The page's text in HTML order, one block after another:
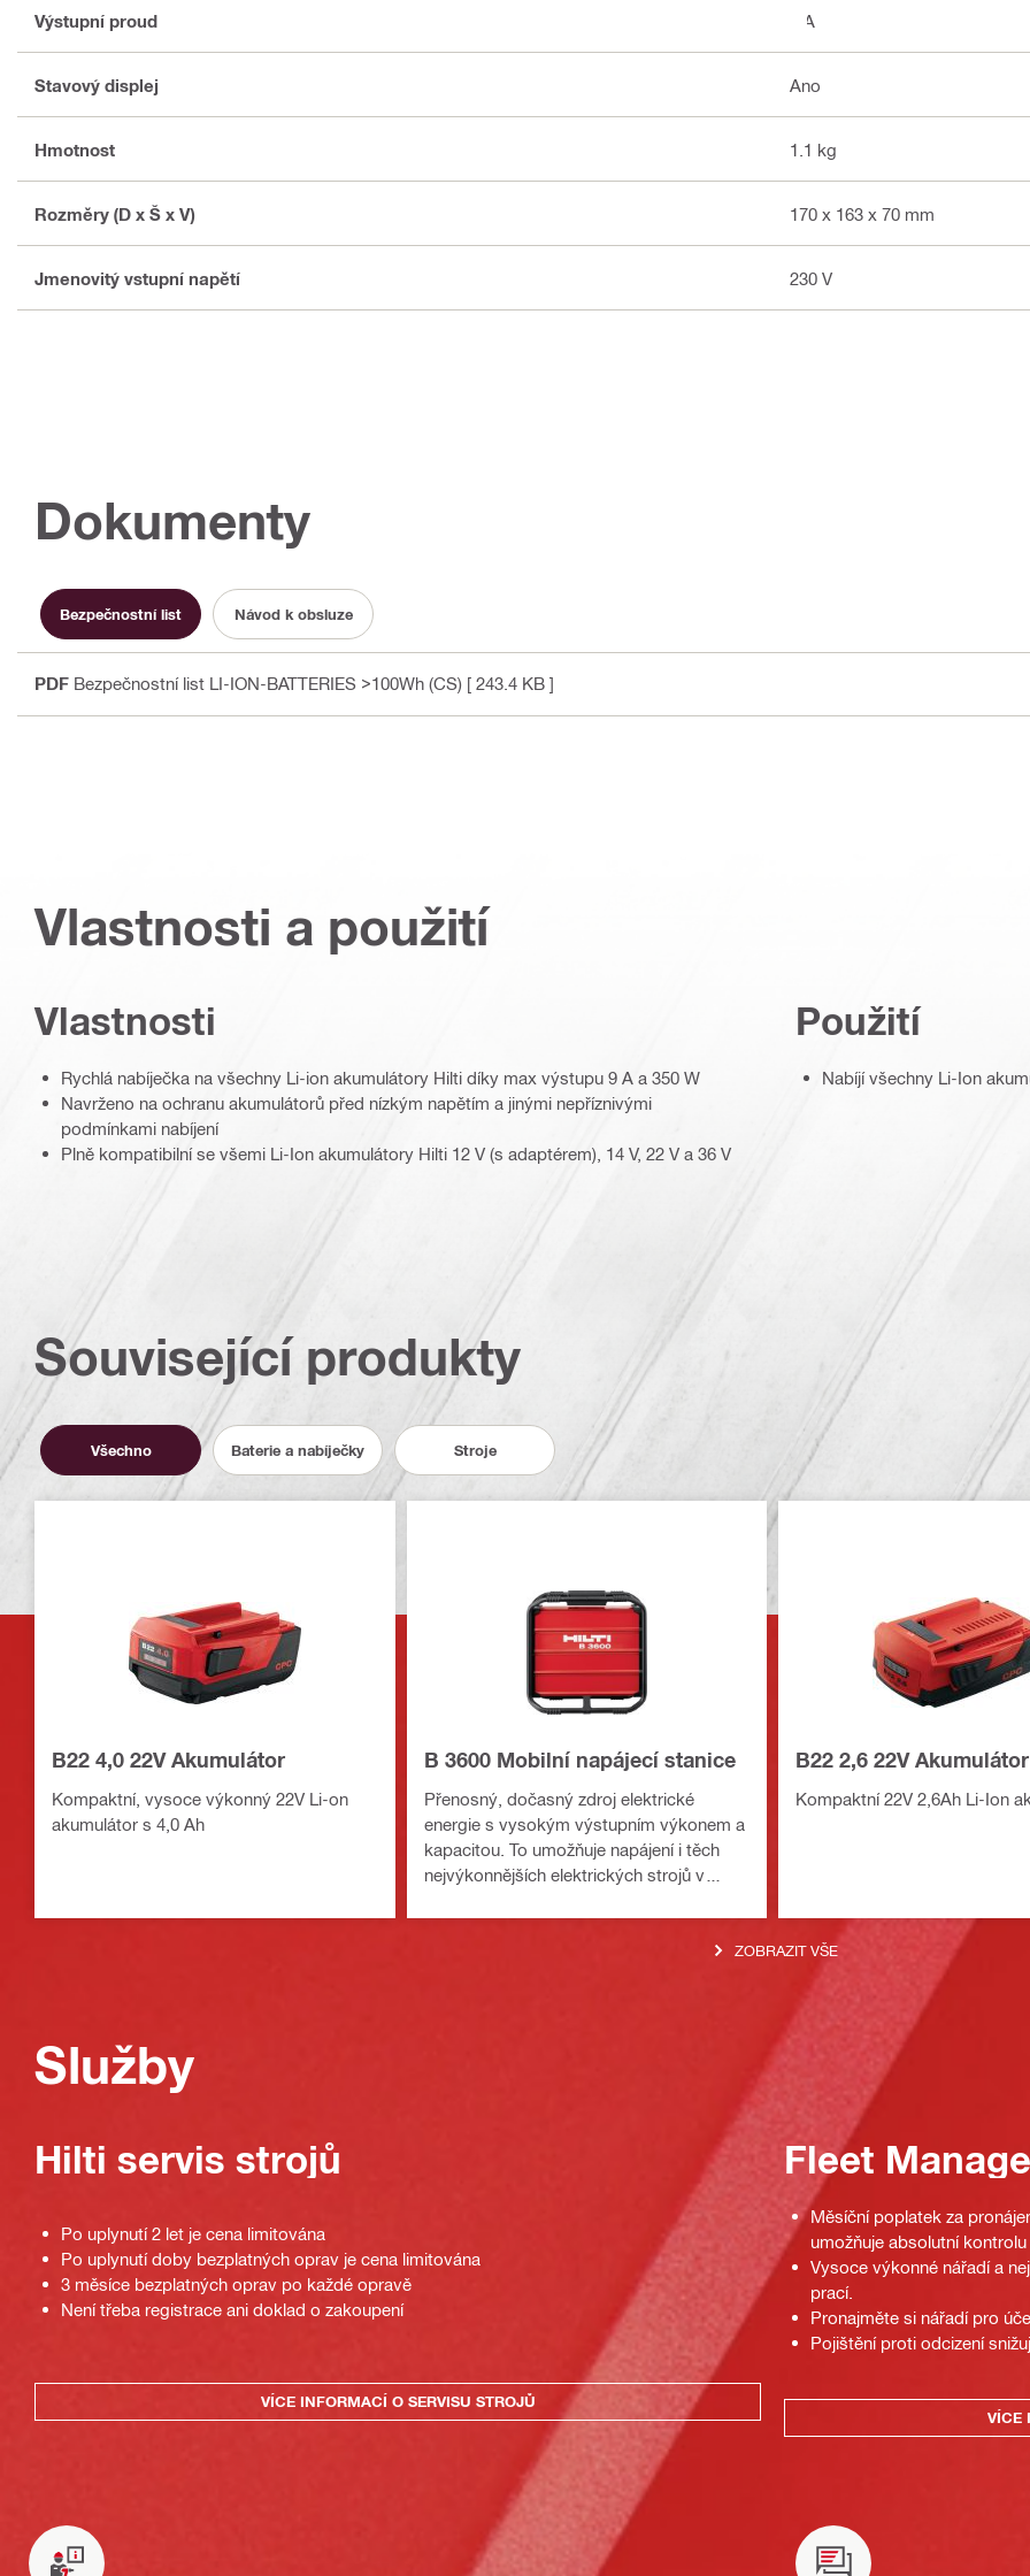
Výstupní proud 9 A
Stavový displej Ano
Hmotnost 1.1 kg
Rozměry (D x Š x V) 170 x 163 x 70 mm
Jmenovitý vstupní napětí 230 V
Dokumenty
Bezpečnostní list Návod k obsluze
PDF Bezpečnostní list LI-ION-BATTERIES >100Wh (CS) [ 243.4 KB ]
Vlastnosti a použití
Vlastnosti
Rychlá nabíječka na všechny Li-ion akumulátory Hilti díky max výstupu 9 A a 350 W
Navrženo na ochranu akumulátorů před nízkým napětím a jinými nepříznivými
podmínkami nabíjení
Plně kompatibilní se všemi Li-Ion akumulátory Hilti 12 V (s adaptérem), 14 V, 22 V a 36 V
Použití
Nabíjí všechny Li-Ion
Související produkty
Všechno Baterie a nabíječky Stroje
B22 4,0 22V Akumulátor
Kompaktní, vysoce výkonný 22V Li-on
akumulátor s 4,0 Ah
B 3600 Mobilní napájecí stanice
Přenosný, dočasný zdroj elektrické
energie s vysokým výstupním výkonem a
kapacitou. To umožňuje napájení i těch
nejvýkonnějších elektrických strojů v
B22 2,6 22V Akumulátor
Kompaktní 22V 2,6Ah Li-Ion
ZOBRAZIT VŠE
Služby
Hilti servis strojů
Po uplynutí 2 let je cena limitována
Po uplynutí doby bezplatných oprav je cena limitována
3 měsíce bezplatných oprav po každé opravě
Není třeba registrace ani doklad o zakoupení
VÍCE INFORMACÍ O SERVISU STROJŮ
Fleet
Měsíční poplatek za
umožňuje absolutní
Vysoce výkonné nářadí a
prací.
Pronajměte si nářadí pro
Pojištění proti odcizení
VÍCE